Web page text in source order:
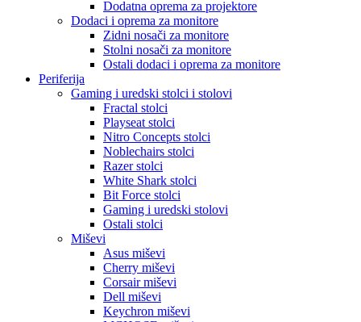
Dodatna oprema za projektore
Dodaci i oprema za monitore
Zidni nosači za monitore
Stolni nosači za monitore
Ostali dodaci i oprema za monitore
Periferija
Gaming i uredski stolci i stolovi
Fractal stolci
Playseat stolci
Nitro Concepts stolci
Noblechairs stolci
Razer stolci
White Shark stolci
Bit Force stolci
Gaming i uredski stolovi
Ostali stolci
Miševi
Asus miševi
Cherry miševi
Corsair miševi
Dell miševi
Keychron miševi